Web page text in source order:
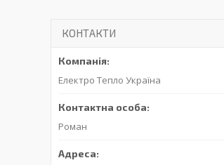
КОНТАКТИ
Електро Тепло Україна
Роман